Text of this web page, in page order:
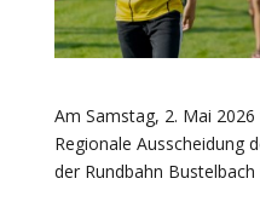
Am Samstag, 2. Mai
Regionale Ausscheidung
der Rundbahn Bustelbach